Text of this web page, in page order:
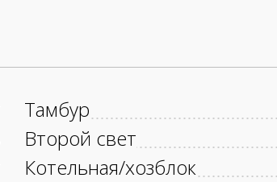
Тамбур
Второй свет
Котельная/хозблок